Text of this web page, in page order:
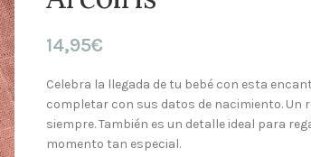
14,95€
Celebra la llegada de tu bebé con esta
completar con sus datos de nacimiento. Un
siempre. También es un detalle ideal para
momento tan especial.